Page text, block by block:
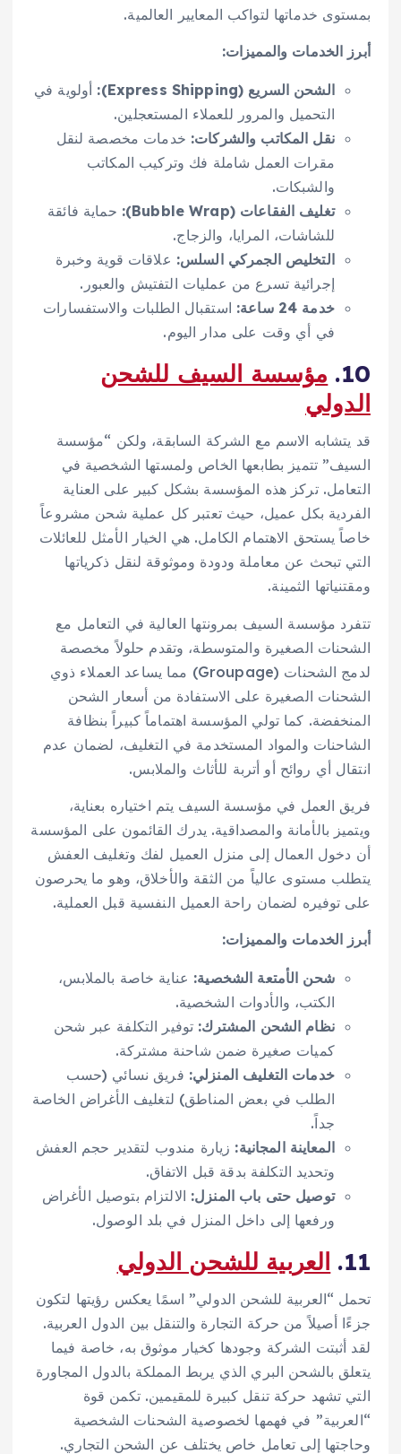
بمستوى خدماتها لتواكب المعايير العالمية.
أبرز الخدمات والمميزات:
الشحن السريع (Express Shipping):
أولوية في
التحميل والمرور للعملاء المستعجلين.
نقل المكاتب والشركات: خدمات مخصصة لنقل
مقرات العمل شاملة فك وتركيب المكاتب
والشبكات.
تغليف الفقاعات (Bubble Wrap):
حماية فائقة
للشاشات، المرايا، والزجاج.
التخليص الجمركي السلس: علاقات قوية وخبرة
إجرائية تسرع من عمليات التفتيش والعبور.
خدمة 24 ساعة:
استقبال الطلبات والاستفسارات
في أي وقت على مدار اليوم.
10. مؤسسة السيف للشحن
الدولي
قد يتشابه الاسم مع الشركة السابقة، ولكن “مؤسسة
السيف” تتميز بطابعها الخاص ولمستها الشخصية في
التعامل. تركز هذه المؤسسة بشكل كبير على العناية
الفردية بكل عميل، حيث تعتبر كل عملية شحن مشروعاً
خاصاً يستحق الاهتمام الكامل. هي الخيار الأمثل للعائلات
التي تبحث عن معاملة ودودة وموثوقة لنقل ذكرياتها
ومقتنياتها الثمينة.
تتفرد مؤسسة السيف بمرونتها العالية في التعامل مع
الشحنات الصغيرة والمتوسطة، وتقدم حلولاً مخصصة
لدمج الشحنات (Groupage) مما يساعد العملاء ذوي
الشحنات الصغيرة على الاستفادة من أسعار الشحن
المنخفضة. كما تولي المؤسسة اهتماماً كبيراً بنظافة
الشاحنات والمواد المستخدمة في التغليف، لضمان عدم
انتقال أي روائح أو أتربة للأثاث والملابس.
فريق العمل في مؤسسة السيف يتم اختياره بعناية،
ويتميز بالأمانة والمصداقية. يدرك القائمون على المؤسسة
أن دخول العمال إلى منزل العميل لفك وتغليف العفش
يتطلب مستوى عالياً من الثقة والأخلاق، وهو ما يحرصون
على توفيره لضمان راحة العميل النفسية قبل العملية.
أبرز الخدمات والمميزات:
شحن الأمتعة الشخصية: عناية خاصة بالملابس،
الكتب، والأدوات الشخصية.
نظام الشحن المشترك: توفير التكلفة عبر شحن
كميات صغيرة ضمن شاحنة مشتركة.
خدمات التغليف المنزلي: فريق نسائي (حسب
الطلب في بعض المناطق) لتغليف الأغراض الخاصة
جداً.
المعاينة المجانية: زيارة مندوب لتقدير حجم العفش
وتحديد التكلفة بدقة قبل الاتفاق.
توصيل حتى باب المنزل: الالتزام بتوصيل الأغراض
ورفعها إلى داخل المنزل في بلد الوصول.
11. العربية للشحن الدولي
تحمل “العربية للشحن الدولي” اسمًا يعكس رؤيتها لتكون
جزءًا أصيلاً من حركة التجارة والتنقل بين الدول العربية.
لقد أثبتت الشركة وجودها كخيار موثوق به، خاصة فيما
يتعلق بالشحن البري الذي يربط المملكة بالدول المجاورة
التي تشهد حركة تنقل كبيرة للمقيمين. تكمن قوة
“العربية” في فهمها لخصوصية الشحنات الشخصية
وحاجتها إلى تعامل خاص يختلف عن الشحن التجاري.